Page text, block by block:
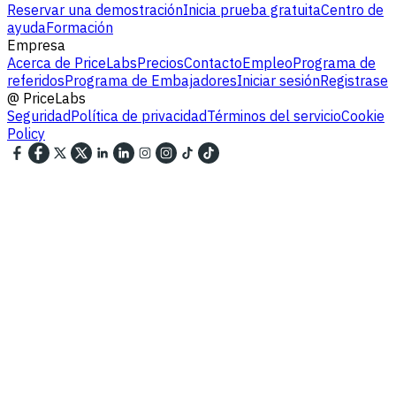
Reservar una demostraciónInicia prueba gratuitaCentro de
ayudaFormación
Empresa
Acerca de PriceLabsPreciosContactoEmpleoPrograma de
referidosPrograma de EmbajadoresIniciar sesiónRegistrase
@ PriceLabs
SeguridadPolítica de privacidadTérminos del servicioCookie
Policy